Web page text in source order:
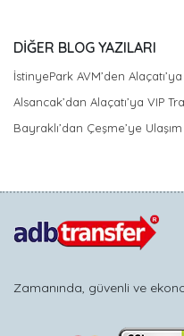
DİĞER BLOG YAZILARI
İstinyePark AVM’den
Alsancak’dan Alaçatı’ya VIP
Bayraklı’dan Çeşme’ye Ulaşım
Zamanında, güvenli ve